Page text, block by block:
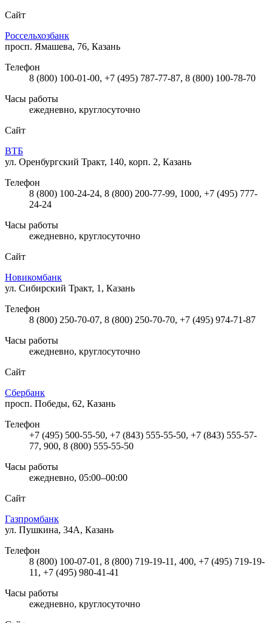
Сайт
Россельхозбанк
просп. Ямашева, 76, Казань
Телефон
8 (800) 100-01-00, +7 (495) 787-77-87, 8 (800) 100-78-70
Часы работы
ежедневно, круглосуточно
Сайт
ВТБ
ул. Оренбургский Тракт, 140, корп. 2, Казань
Телефон
8 (800) 100-24-24, 8 (800) 200-77-99, 1000, +7 (495) 777-
24-24
Часы работы
ежедневно, круглосуточно
Сайт
Новикомбанк
ул. Сибирский Тракт, 1, Казань
Телефон
8 (800) 250-70-07, 8 (800) 250-70-70, +7 (495) 974-71-87
Часы работы
ежедневно, круглосуточно
Сайт
Сбербанк
просп. Победы, 62, Казань
Телефон
+7 (495) 500-55-50, +7 (843) 555-55-50, +7 (843) 555-57-
77, 900, 8 (800) 555-55-50
Часы работы
ежедневно, 05:00–00:00
Сайт
Газпромбанк
ул. Пушкина, 34А, Казань
Телефон
8 (800) 100-07-01, 8 (800) 719-19-11, 400, +7 (495) 719-19-
11, +7 (495) 980-41-41
Часы работы
ежедневно, круглосуточно